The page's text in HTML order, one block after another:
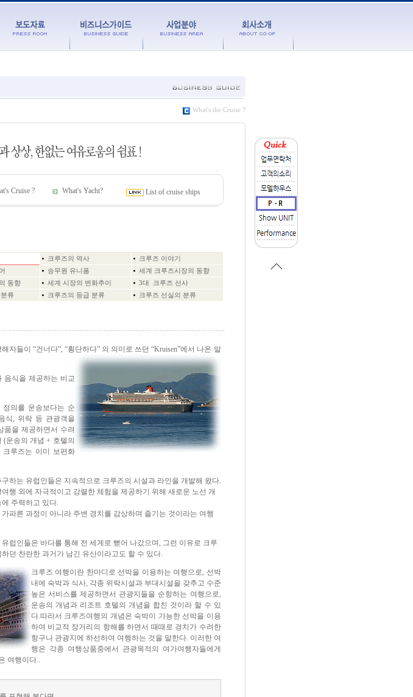
What's the Cruise ?
Cruise ? What's Yacht? List of cruise ships
크루즈의 역사
크루즈 이야기
승무원 유니폼
세계 크루즈시장의 동향
동향
세계 시장의 변화추이
3대 크루즈 선사
류
크루즈의 등급 분류 크루즈 선실의 분류
자들이 “건너다”, “횡단하다” 의 의미로 쓰던 “Kruisen”에서 나온 말
음식을 제공하는 비교
정의를 운송보다는 순
식, 위락 등 관광객을
품을 제공하면서 수려
(운송의 개념 + 호텔의
크루즈는 이미 보편화
하는 유럽인들은 지속적으로 크루즈의 시설과 라인을 개발해 왔다.
행 외에 자극적이고 강렬한 체험을 제공하기 위해 새로운 노선 개
주력하고 있다.
파른 과정이 아니라 주변 경치를 감상하며 즐기는 것이라는 여행
럽인들은 바다를 통해 전 세계로 뻗어 나갔으며, 그런 이유로 크루
던 찬란한 과거가 남긴 유산이라고도 할 수 있다.
크루즈 여행이란 한마디로 선박을 이용하는 여행으로, 선박
내에 숙박과 식사, 각종 위락시설과 부대시설을 갖추고 수준
높은 서비스를 제공하면서 관광지들을 순항하는 여행으로,
운송의 개념과 리조트 호텔의 개념을 합친 것이라 할 수 있
다.따라서 크루즈여행의 개념은 숙박이 가능한 선박을 이용
하여 비교적 장거리의 항해를 하면서 때때로 경치가 수려한
항구나 관광지에 하선하여 여행하는 것을 말한다. 이러한 여
행은 각종 여행상품중에서 관광목적의 여가여행자들에게
여행이다..